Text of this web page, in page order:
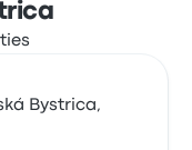
Bystrica,